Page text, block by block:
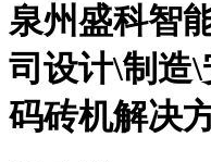
泉州盛科智
司设计\制造
码砖机解决